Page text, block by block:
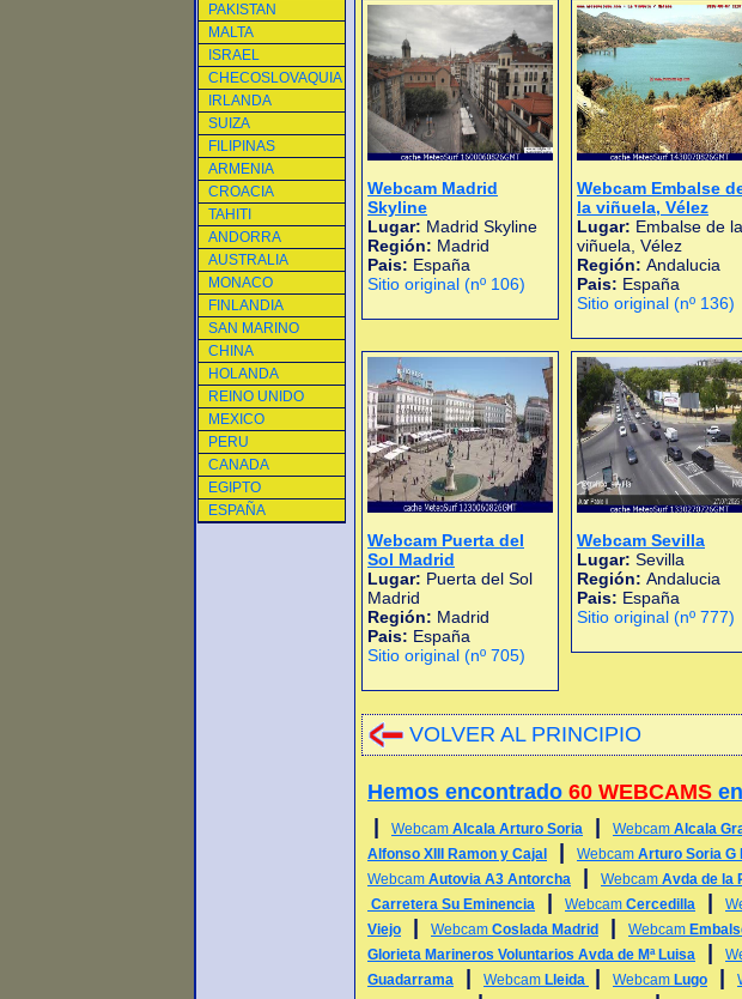
PAKISTAN
MALTA
ISRAEL
CHECOSLOVAQUIA
IRLANDA
SUIZA
FILIPINAS
ARMENIA
CROACIA
TAHITI
ANDORRA
AUSTRALIA
MONACO
FINLANDIA
SAN MARINO
CHINA
HOLANDA
REINO UNIDO
MEXICO
PERU
CANADA
EGIPTO
ESPAÑA
Webcam Madrid
Skyline
Lugar: Madrid Skyline
Región: Madrid
Pais: España
Sitio original (nº 106)
Webcam Embalse
la viñuela, Vélez
Lugar: Embalse de la
viñuela, Vélez
Región: Andalucia
Pais: España
Sitio original (nº 136)
Webcam Puerta del
Sol Madrid
Lugar: Puerta del Sol
Madrid
Región: Madrid
Pais: España
Sitio original (nº 705)
Webcam Sevilla
Lugar: Sevilla
Región: Andalucia
Pais: España
Sitio original (nº 777)
VOLVER AL PRINCIPIO
Hemos encontrado 60 WEBCAMS
Webcam Alcala Arturo Soria Webcam Alcala
Alfonso XIII Ramon y Cajal
Webcam Arturo Soria G
Webcam Autovia A3 Antorcha Webcam Avda de la
Carretera Su Eminencia
Webcam Cercedilla
Viejo
Webcam Coslada Madrid Webcam
Glorieta Marineros Voluntarios Avda de Mª Luisa
Guadarrama
Webcam Lleida Webcam Lugo